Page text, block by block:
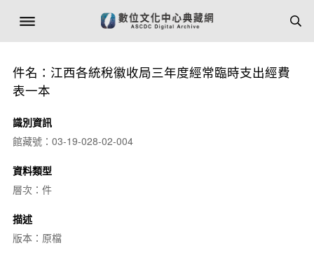
件名：江西各統稅徽收局三年度經常臨時支出經費
表一本
識別資訊
館藏號：03-19-028-02-004
資料類型
層次：件
描述
版本：原檔